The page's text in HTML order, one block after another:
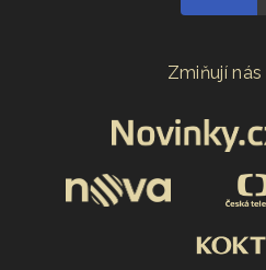
Zmiňují